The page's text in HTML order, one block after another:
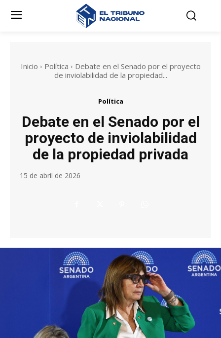
Inicio Política
Debate en el Senado por el proyecto
de inviolabilidad de la propiedad...
Política
Debate en el Senado por el
proyecto de inviolabilidad
de la propiedad privada
15 de abril de 2026